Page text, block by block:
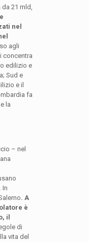
21 mld,
nel
agli
concentra
edilizio e
Sud e
e il
fa
la
– nel
In
. A
è
il
di
vita del